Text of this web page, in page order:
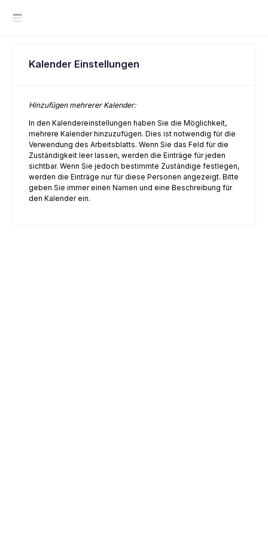
Kalender Einstellungen
Hinzufügen mehrerer Kalender:
In den Kalendereinstellungen haben Sie die Möglichkeit,
mehrere Kalender hinzuzufügen. Dies ist notwendig für die
Verwendung des Arbeitsblatts. Wenn Sie das Feld für die
Zuständigkeit leer lassen, werden die Einträge für jeden
sichtbar. Wenn Sie jedoch bestimmte Zuständige festlegen,
werden die Einträge nur für diese Personen angezeigt. Bitte
geben Sie immer einen Namen und eine Beschreibung für
den Kalender ein.